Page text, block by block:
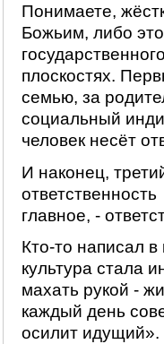
Понимаете,
Божьим, либо
плоскостях.
семью, за
социальный
человек несёт
И наконец,
главное, -
Кто-то написал
культура стала
махать рукой -
каждый день
осилит идущий».